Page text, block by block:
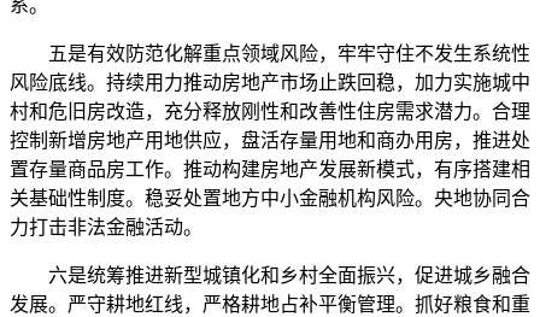
系。
五是有效防范化解重点领域风险，牢牢守住不发生系统性
风险底线。持续用力推动房地产市场止跌回稳，加力实施城中
村和危旧房改造，充分释放刚性和改善性住房需求潜力。合理
控制新增房地产用地供应，盘活存量用地和商办用房，推进处
置存量商品房工作。推动构建房地产发展新模式，有序搭建相
关基础性制度。稳妥处置地方中小金融机构风险。央地协同合
力打击非法金融活动。
六是统筹推进新型城镇化和乡村全面振兴，促进城乡融合
发展。严守耕地红线，严格耕地占补平衡管理。抓好粮食和重